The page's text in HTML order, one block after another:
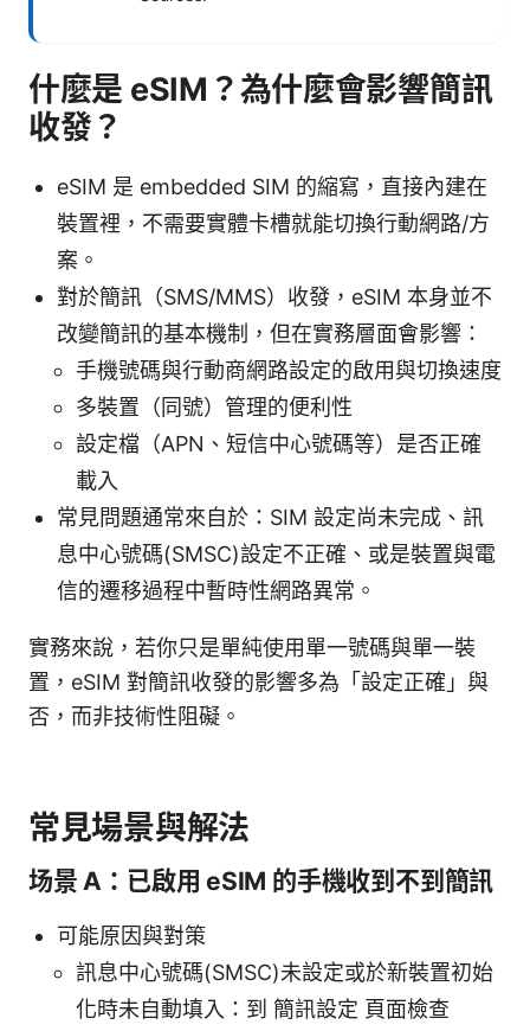
什麼是 eSIM？為什麼會影響簡訊
收發？
eSIM 是 embedded SIM 的縮寫，直接內建在
裝置裡，不需要實體卡槽就能切換行動網路/方
案。
對於簡訊（SMS/MMS）收發，eSIM 本身並不
改變簡訊的基本機制，但在實務層面會影響：
手機號碼與行動商網路設定的啟用與切換速度
多裝置（同號）管理的便利性
設定檔（APN、短信中心號碼等）是否正確
載入
常見問題通常來自於：SIM 設定尚未完成、訊
息中心號碼(SMSC)設定不正確、或是裝置與電
信的遷移過程中暫時性網路異常。
實務來說，若你只是單純使用單一號碼與單一裝
置，eSIM 對簡訊收發的影響多為「設定正確」與
否，而非技術性阻礙。
常見場景與解法
场景 A：已啟用 eSIM 的手機收到不到簡訊
可能原因與對策
訊息中心號碼(SMSC)未設定或於新裝置初始
化時未自動填入：到 簡訊設定 頁面檢查